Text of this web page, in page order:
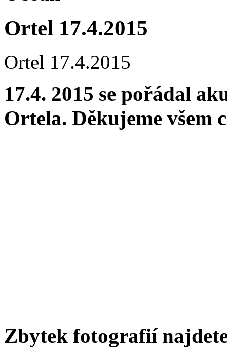
Ortel 17.4.2015
Ortel 17.4.2015
17.4. 2015 se pořádal
Ortela. Děkujeme všem
Zbytek fotografií